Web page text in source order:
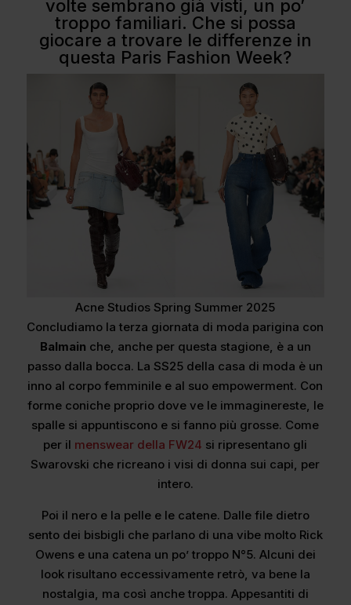
volte sembrano già visti, un po’
troppo familiari. Che si possa
giocare a trovare le differenze in
questa Paris Fashion Week?
Acne Studios Spring Summer 2025
Concludiamo la terza giornata di moda parigina con
Balmain che, anche per questa stagione, è a un
passo dalla bocca. La SS25 della casa di moda è un
inno al corpo femminile e al suo empowerment. Con
forme coniche proprio dove ve le immaginereste, le
spalle si appuntiscono e si fanno più grosse. Come
per il menswear della FW24 si ripresentano gli
Swarovski che ricreano i visi di donna sui capi, per
intero.
Poi il nero e la pelle e le catene. Dalle file dietro
sento dei bisbigli che parlano di una vibe molto Rick
Owens e una catena un po’ troppo N°5. Alcuni dei
look risultano eccessivamente retrò, va bene la
nostalgia, ma così anche troppa. Appesantiti di